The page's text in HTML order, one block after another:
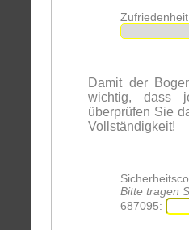
Damit der
wichtig, dass
überprüfen Sie
Vollständigkeit!
Bitte tragen
687095: